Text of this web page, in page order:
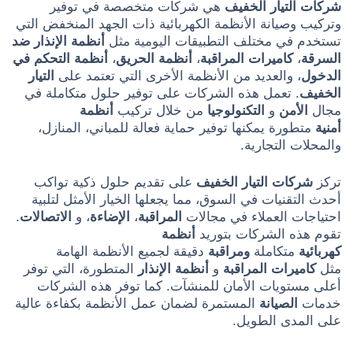
شركات التيار الخفيف هي شركات متخصصة في توفير
وتركيب وصيانة الأنظمة الكهربائية ذات الجهد المنخفض التي
تستخدم في مختلف التطبيقات اليومية مثل
أنظمة الإنذار ضد
السرقة،كاميرات المراقبة، أنظمة الحريق،
أنظمة التحكم في
الدخول، والعديد من الأنظمة الأخرى التي تعتمد على التيار
الخفيف. تعمل هذه الشركات على توفير حلول متكاملة في
مجال
الأمن و التكنولوجيا من خلال تركيب
أنظمة
أمنية متطورة يمكنها توفير حماية فعالة للمباني، المنازل،
والمحلات التجارية.
تركز شركات التيار الخفيف على تقديم حلول ذكية تواكب
أحدث التقنيات في السوق، مما يجعلها الخيار الأمثل لتلبية
احتياجات العملاء في مجالات المراقبة، الإضاءة، و الاتصالات.
تقوم هذه الشركات بتوريد
أنظمة
كهربائية متكاملة ومراقبة دقيقة لجميع الأنظمة الهامة
مثلكاميرات المراقبة و أنظمة الإنذار
المتطورة، التي توفر
أعلى مستويات الأمان للمنشآت. كما توفر هذه الشركات
خدمات الصيانة المستمرة لضمان عمل الأنظمة بكفاءة عالية
على المدى الطويل.